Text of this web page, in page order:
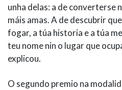
unha delas: a de converterse
máis amas. A de descubrir
fogar, a túa historia e a túa
teu nome nin o lugar que
explicou.
O segundo premio na